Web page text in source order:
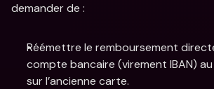
demander de :
Réémettre le remboursement
compte bancaire (virement IBAN) au
sur l’ancienne carte.